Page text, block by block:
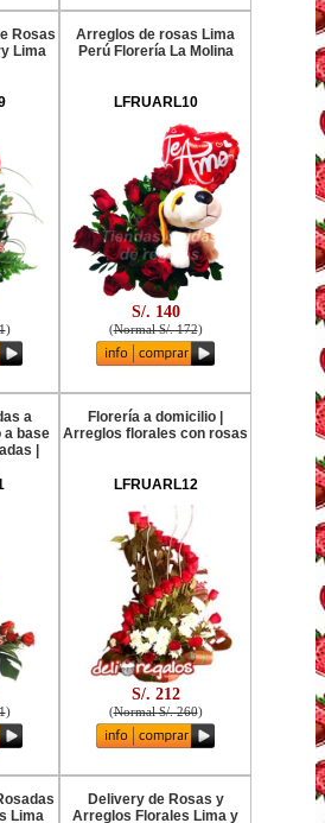
Rosas
Lima
)
Arreglos de rosas Lima
Perú Florería La Molina
LFRUARL10
S/. 140
(Normal S/. 172)
a
a base
|
)
Florería a domicilio |
Arreglos florales con rosas
LFRUARL12
S/. 212
(Normal S/. 260)
Lima
Delivery de Rosas y
Arreglos Florales Lima y